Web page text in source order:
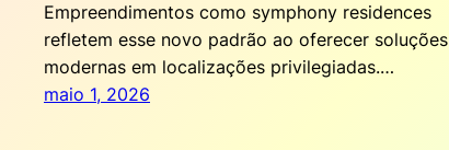
Empreendimentos como symphony residences
refletem esse novo padrão ao oferecer soluções
modernas em localizações privilegiadas.…
maio 1, 2026